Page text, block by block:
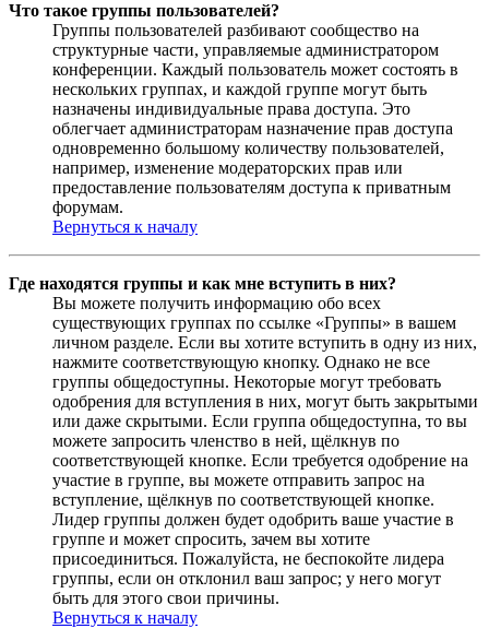
Что такое группы пользователей?
Группы пользователей разбивают сообщество на
структурные части, управляемые администратором
конференции. Каждый пользователь может состоять в
нескольких группах, и каждой группе могут быть
назначены индивидуальные права доступа. Это
облегчает администраторам назначение прав доступа
одновременно большому количеству пользователей,
например, изменение модераторских прав или
предоставление пользователям доступа к приватным
форумам.
Вернуться к началу
Где находятся группы и как мне вступить в них?
Вы можете получить информацию обо всех
существующих группах по ссылке «Группы» в вашем
личном разделе. Если вы хотите вступить в одну из них,
нажмите соответствующую кнопку. Однако не все
группы общедоступны. Некоторые могут требовать
одобрения для вступления в них, могут быть закрытыми
или даже скрытыми. Если группа общедоступна, то вы
можете запросить членство в ней, щёлкнув по
соответствующей кнопке. Если требуется одобрение на
участие в группе, вы можете отправить запрос на
вступление, щёлкнув по соответствующей кнопке.
Лидер группы должен будет одобрить ваше участие в
группе и может спросить, зачем вы хотите
присоединиться. Пожалуйста, не беспокойте лидера
группы, если он отклонил ваш запрос; у него могут
быть для этого свои причины.
Вернуться к началу